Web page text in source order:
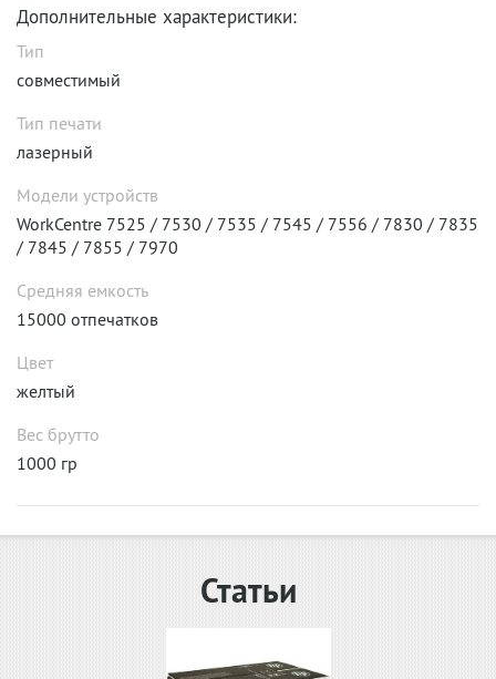
Дополнительные характеристики:
Тип
совместимый
Тип печати
лазерный
Модели устройств
WorkCentre 7525 / 7530 / 7535 / 7545 / 7556 / 7830 / 7835
/ 7845 / 7855 / 7970
Средняя емкость
15000 отпечатков
Цвет
желтый
Вес брутто
1000 гр
Статьи